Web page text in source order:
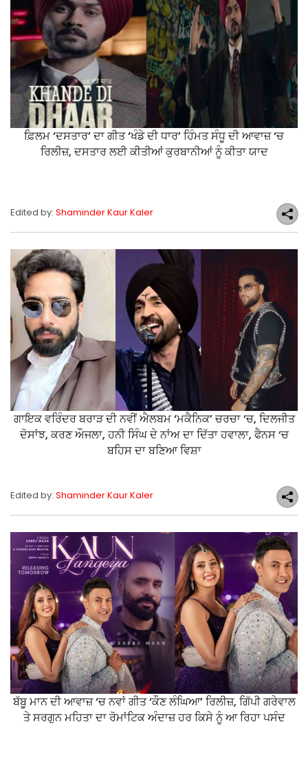
ਫ਼ਿਲਮ ‘ਦਸਤਾਰ’ ਦਾ ਗੀਤ ‘ਖੰਡੇ ਦੀ ਧਾਰ’ ਹਿੰਮਤ ਸੰਧੂ ਦੀ ਆਵਾਜ਼ ‘ਚ
ਰਿਲੀਜ਼, ਦਸਤਾਰ ਲਈ ਕੀਤੀਆਂ ਕੁਰਬਾਨੀਆਂ ਨੂੰ ਕੀਤਾ ਯਾਦ
Edited by: Shaminder Kaur Kaler
ਗਾਇਕ ਵਰਿੰਦਰ ਬਰਾੜ ਦੀ ਨਵੀਂ ਐਲਬਮ ‘ਮਕੈਨਿਕ’ ਚਰਚਾ ‘ਚ, ਦਿਲਜੀਤ
ਦੋਸਾਂਝ, ਕਰਣ ਔਜਲਾ, ਹਨੀ ਸਿੰਘ ਦੇ ਨਾਂਅ ਦਾ ਦਿੱਤਾ ਹਵਾਲਾ, ਫੈਨਸ ‘ਚ
ਬਹਿਸ ਦਾ ਬਣਿਆ ਵਿਸ਼ਾ
Edited by: Shaminder Kaur Kaler
ਬੱਬੂ ਮਾਨ ਦੀ ਆਵਾਜ਼ ‘ਚ ਨਵਾਂ ਗੀਤ ‘ਕੌਣ ਲੰਘਿਆ’ ਰਿਲੀਜ਼, ਗਿੱਪੀ ਗਰੇਵਾਲ
ਤੇ ਸਰਗੁਨ ਮਹਿਤਾ ਦਾ ਰੋਮਾਂਟਿਕ ਅੰਦਾਜ਼ ਹਰ ਕਿਸੇ ਨੂੰ ਆ ਰਿਹਾ ਪਸੰਦ